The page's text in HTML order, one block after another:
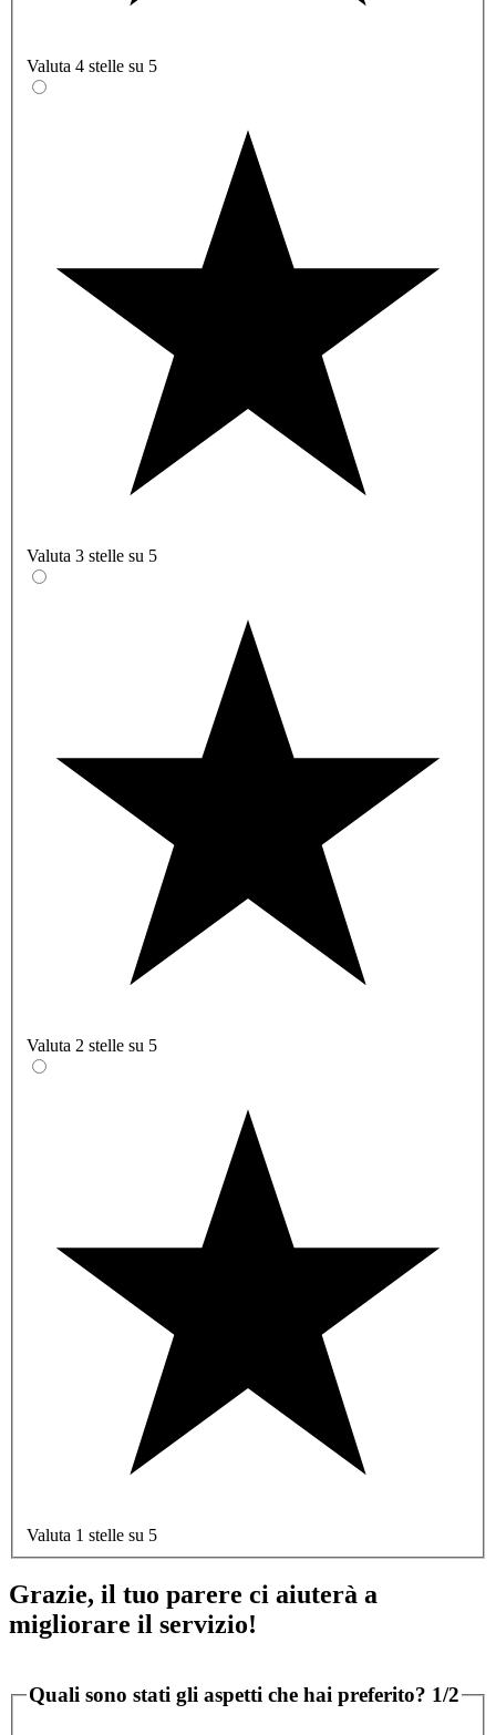
Valuta 4 stelle su 5
Valuta 3 stelle su 5
Valuta 2 stelle su 5
Valuta 1 stelle su 5
Grazie, il tuo parere ci aiuterà a
migliorare il servizio!
Quali sono stati gli aspetti che hai preferito? 1/2